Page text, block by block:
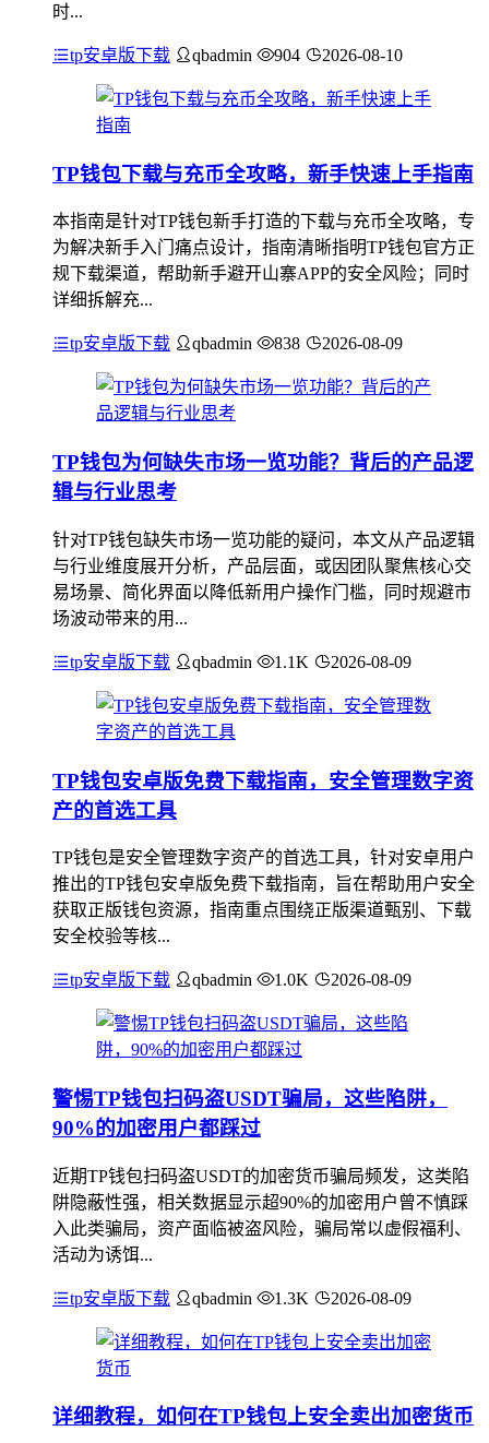
时...
tp安卓版下载 qbadmin 904 2026-08-10
TP钱包下载与充币全攻略，新手快速上手指南
本指南是针对TP钱包新手打造的下载与充币全攻略，专
为解决新手入门痛点设计，指南清晰指明TP钱包官方正
规下载渠道，帮助新手避开山寨APP的安全风险；同时
详细拆解充...
tp安卓版下载 qbadmin 838 2026-08-09
TP钱包为何缺失市场一览功能？背后的产品逻
辑与行业思考
针对TP钱包缺失市场一览功能的疑问，本文从产品逻辑
与行业维度展开分析，产品层面，或因团队聚焦核心交
易场景、简化界面以降低新用户操作门槛，同时规避市
场波动带来的用...
tp安卓版下载 qbadmin 1.1K 2026-08-09
TP钱包安卓版免费下载指南，安全管理数字资
产的首选工具
TP钱包是安全管理数字资产的首选工具，针对安卓用户
推出的TP钱包安卓版免费下载指南，旨在帮助用户安全
获取正版钱包资源，指南重点围绕正版渠道甄别、下载
安全校验等核...
tp安卓版下载 qbadmin 1.0K 2026-08-09
警惕TP钱包扫码盗USDT骗局，这些陷阱，
90%的加密用户都踩过
近期TP钱包扫码盗USDT的加密货币骗局频发，这类陷
阱隐蔽性强，相关数据显示超90%的加密用户曾不慎踩
入此类骗局，资产面临被盗风险，骗局常以虚假福利、
活动为诱饵...
tp安卓版下载 qbadmin 1.3K 2026-08-09
详细教程，如何在TP钱包上安全卖出加密货币